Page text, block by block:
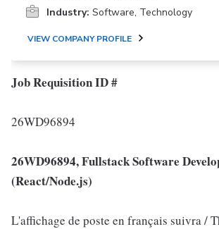
Industry: Software, Technology
VIEW COMPANY PROFILE
Job Requisition ID #
26WD96894
26WD96894, Fullstack Software
(React/Node.js)
L'affichage de poste en français suivra /